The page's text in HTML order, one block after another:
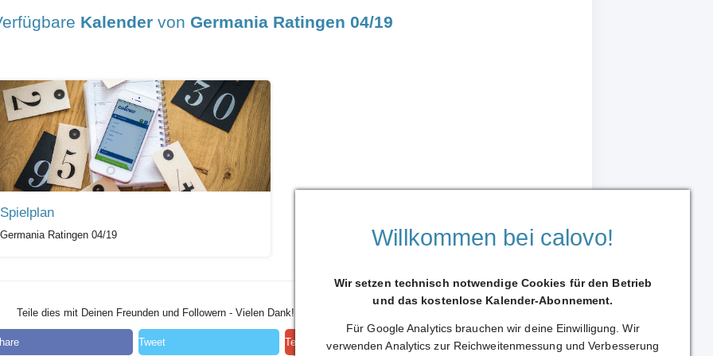
Kalender von Germania Ratingen 04/19
Spielplan
Germania Ratingen 04/19
Teile dies mit Deinen Freunden und Followern - Vielen Dank!
Tweet Teilen Weiterleiten
Willkommen bei calovo!
Wir setzen technisch notwendige Cookies für den Betrieb
und das kostenlose Kalender-Abonnement.
Für Google Analytics brauchen wir deine Einwilligung. Wir
verwenden Analytics zur Reichweitenmessung und Verbesserung